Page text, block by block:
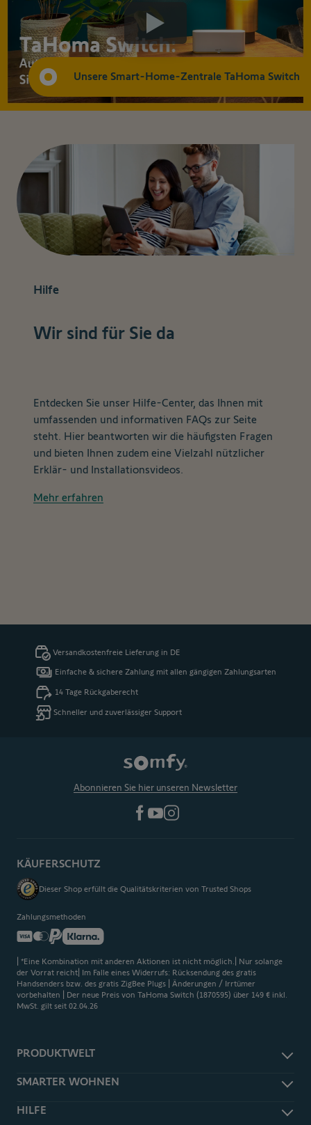
Unsere Smart-Home-Zentrale TaHoma Switch
Hilfe
Wir sind für Sie da
Entdecken Sie unser Hilfe-Center, das Ihnen mit
umfassenden und informativen FAQs zur Seite
steht. Hier beantworten wir die häufigsten Fragen
und bieten Ihnen zudem eine Vielzahl nützlicher
Erklär- und Installationsvideos.
Mehr erfahren
Versandkostenfreie Lieferung in DE
Einfache & sichere Zahlung mit allen gängigen Zahlungsarten
14 Tage Rückgaberecht
Schneller und zuverlässiger Support
Abonnieren Sie hier unseren Newsletter
PRODUKTWELT
Rolläden & Sonnenschutz
Terrassenbeschattung
SMARTER WOHNEN
Kompatibilität
HILFE
KÄUFERSCHUTZ
Dieser Shop erfüllt die Qualitätskriterien von Trusted Shops
Zahlungsmethoden
| *Eine Kombination mit anderen Aktionen ist nicht möglich.| Nur solange
der Vorrat reicht| Im Falle eines Widerrufs: Rücksendung des gratis
Handsenders bzw. des gratis ZigBee Plugs | Änderungen / Irrtümer
vorbehalten | Der neue Preis von TaHoma Switch (1870595) über 149 € inkl.
MwSt. gilt seit 02.04.26